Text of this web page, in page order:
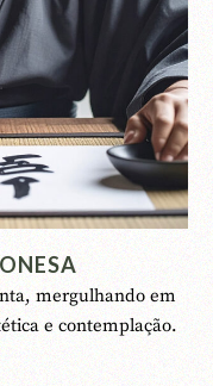
mergulhando em
e contemplação.